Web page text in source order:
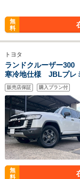
無
料
トヨタ
ランドクルーザー
寒冷地仕様 JBLプレ
ト 指紋認証スター
ステアリングヒータ
アキー
販売店保証 購入プラン付
無
料